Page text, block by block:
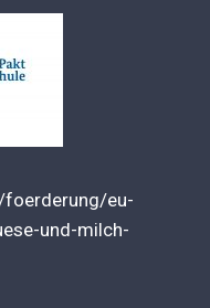
foerderung/eu-
und-milch-